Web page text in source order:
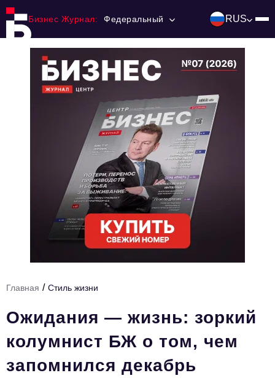
Бизнес Журнал: Федеральный RUS
Ниши и рынки
Технологии и тренды
HR
Персона номера
Юридический практикум
Главная / Стиль жизни
Ожидания — жизнь: зоркий
колумнист БЖ о том, чем
запомнился декабрь